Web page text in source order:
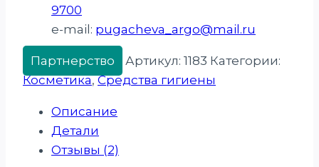
9700
e-mail: pugacheva_argo@mail.ru
Партнерство Артикул: 1183 Категории:
Косметика,Средства гигиены
Описание
Детали
Отзывы (2)